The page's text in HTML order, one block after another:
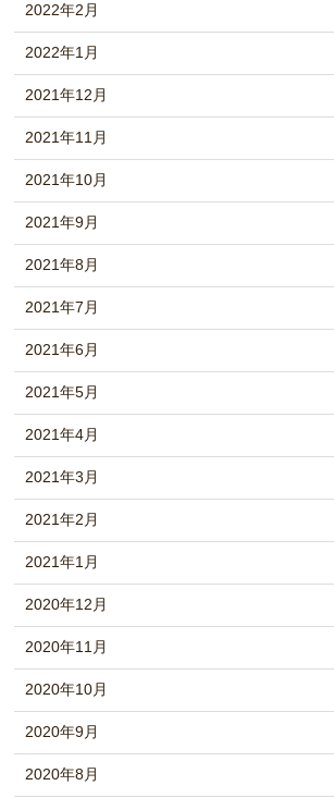
2022年2月
2022年1月
2021年12月
2021年11月
2021年10月
2021年9月
2021年8月
2021年7月
2021年6月
2021年5月
2021年4月
2021年3月
2021年2月
2021年1月
2020年12月
2020年11月
2020年10月
2020年9月
2020年8月